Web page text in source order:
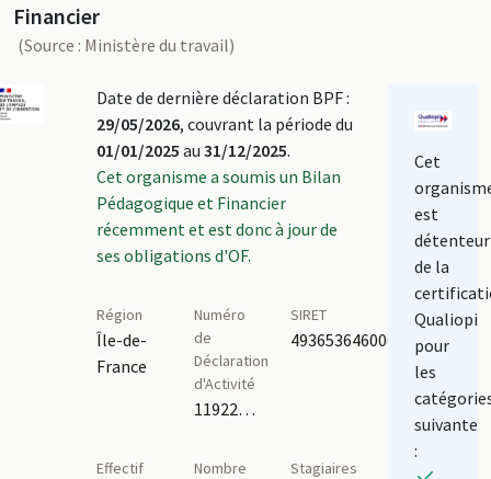
Financier
(Source : Ministère du travail)
Date de dernière déclaration BPF :
29/05/2026, couvrant la période du
01/01/2025 au 31/12/2025.
Cet organisme a soumis un Bilan
Pédagogique et Financier
récemment et est donc à jour de
ses obligations d'OF.
Région
Île-de-
France
Numéro
de
Déclaration
d'Activité
11922153092
SIRET
49365364600023
Effectif
Nombre
Stagiaires
Cet
est
détenteur
de la
Qualiopi
pour
les
suivante
: